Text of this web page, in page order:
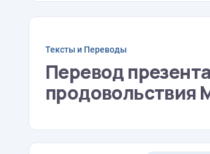
Тексты и Переводы
Перевод
продовольствия